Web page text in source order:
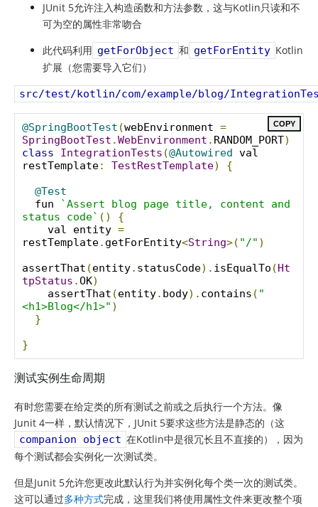
JUnit 5允许注入构造函数和方法参数，这与Kotlin只读和不
可为空的属性非常吻合
此代码利用 getForObject 和 getForEntity Kotlin
扩展（您需要导入它们）
src/test/kotlin/com/example/blog/
@SpringBootTest (webEnvironment =
SpringBootTest .WebEnvironment . RANDOM_PORT)
class
IntegrationTests (@Autowired val
restTemplate: TestRestTemplate)
{
@Test
  fun
`Assert blog page title, content and
status code` ()
{
    val entity
=
restTemplate. getForEntity<String>( "/" )
assertThat (entity. statusCode). isEqualTo (Ht
tpStatus .OK)
    assertThat
(entity. body). contains ( "
<h1>Blog</h1>" )
}
}
COPY
测试实例生命周期
有时您需要在给定类的所有测试之前或之后执行一个方法。像
Junit 4一样，默认情况下，JUnit 5要求这些方法是静态的（这
companion object 在Kotlin中是很冗长且不直接的），因为
每个测试都会实例化一次测试类。
但是Junit 5允许您更改此默认行为并实例化每个类一次的测试类。
这可以通过多种方式完成，这里我们将使用属性文件来更改整个项